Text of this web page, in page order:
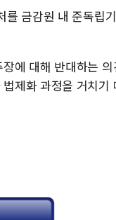
금감원 내 준독립
에 대해 반대하는
제화 과정을 거치기